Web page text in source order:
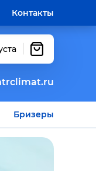
Контакты
Бризеры